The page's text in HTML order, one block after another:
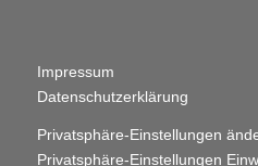
Impressum
Datenschutzerklärung
Privatsphäre-Einstellungen
Privatsphäre-Einstellungen